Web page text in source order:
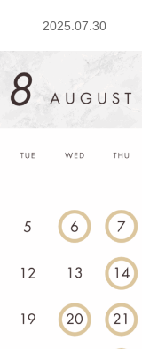
2025.07.30